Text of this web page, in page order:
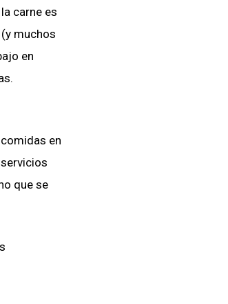
carne es
muchos
en
en
que se